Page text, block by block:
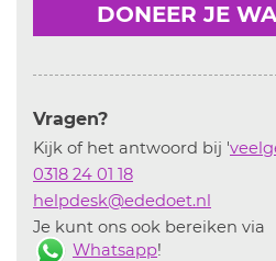
DONEER JE
Vragen?
Kijk of het antwoord bij '
0318 24 01 18
helpdesk@ededoet.nl
Je kunt ons ook bereiken via
Whatsapp!